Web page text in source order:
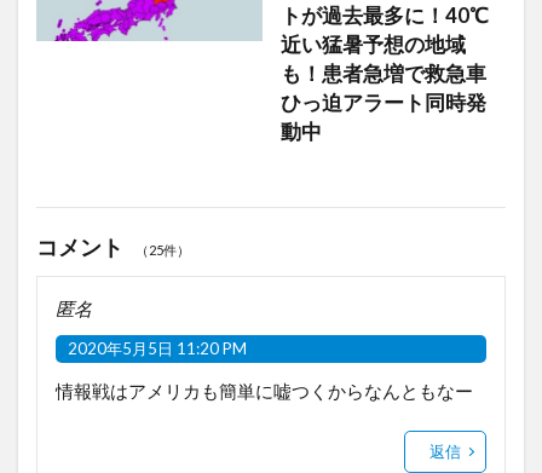
トが過去最多に！40℃
近い猛暑予想の地域
も！患者急増で救急車
ひっ迫アラート同時発
動中
コメント （25件）
匿名
2020年5月5日 11:20 PM
情報戦はアメリカも簡単に嘘つくからなんともなー
返信